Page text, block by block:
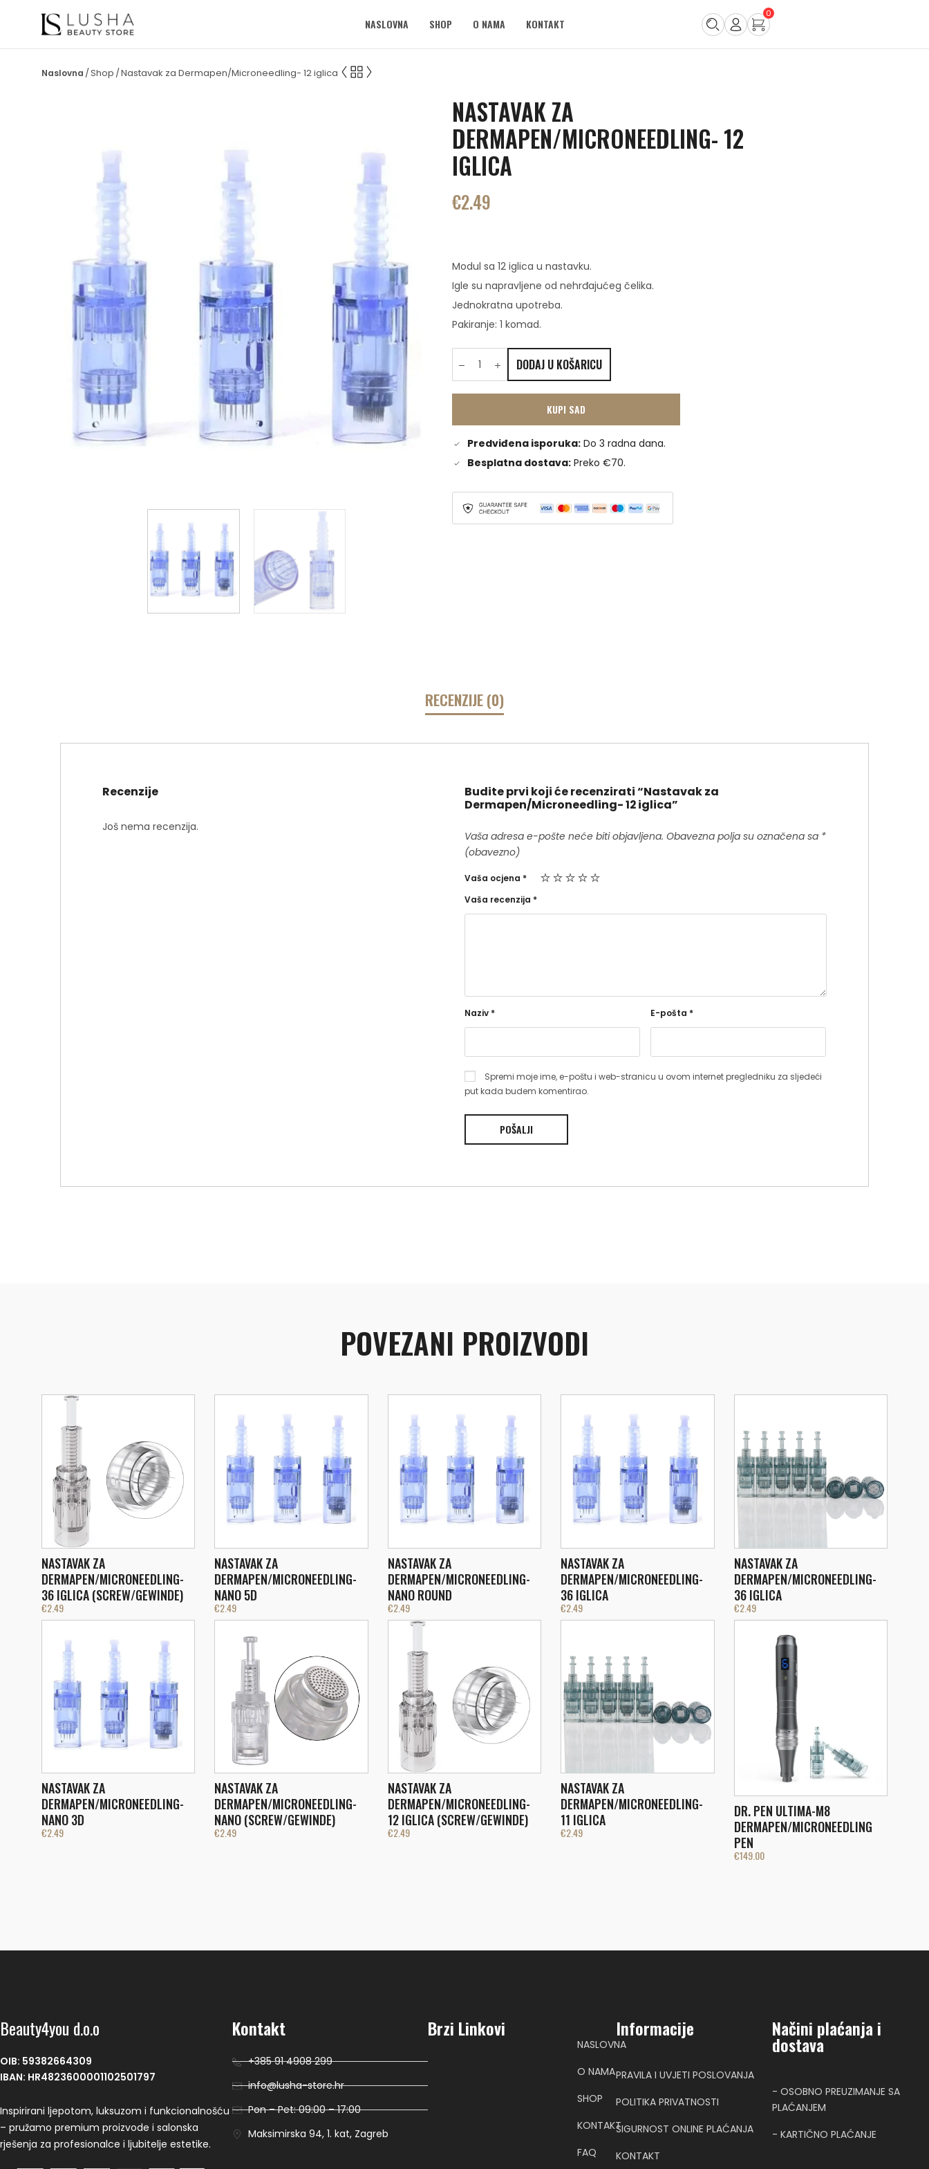
NASLOVNA SHOP O NAMA KONTAKT
0
/Shop /Nastavak za Dermapen/Microneedling- 12 iglica
NASTAVAK ZA
DERMAPEN/MICRONEEDLING- 12
IGLICA
€2.49
Modul sa 12 iglica u nastavku.
Igle su napravljene od nehrđajućeg čelika.
Jednokratna upotreba.
Pakiranje: 1 komad.
DODAJ U KOŠARICU
KUPI SAD
Predviđena isporuka: Do 3 radna dana.
Besplatna dostava: Preko €70.
RECENZIJE (0)
Recenzije
Još nema recenzija.
Budite prvi koji će recenzirati “Nastavak za
Dermapen/Microneedling- 12 iglica”
Vaša adresa e-pošte neće biti objavljena. Obavezna polja su označena sa *
(obavezno)
Vaša ocjena *
Vaša recenzija *
Naziv * E-pošta *
Spremi moje ime, e-poštu i web-stranicu u ovom internet pregledniku za sljedeći
put kada budem komentirao.
POVEZANI PROIZVODI
NASTAVAK ZA
DERMAPEN/MICRONEEDLING-
36 IGLICA (SCREW/GEWINDE)
€2.49
NASTAVAK ZA
DERMAPEN/MICRONEEDLING-
NANO 5D
€2.49
NASTAVAK ZA
DERMAPEN/MICRONEEDLING-
NANO ROUND
€2.49
NASTAVAK ZA
DERMAPEN/MICRONEEDLING-
36 IGLICA
€2.49
NASTAVAK ZA
DERMAPEN/MICRONEEDLING-
36 IGLICA
€2.49
NASTAVAK ZA
DERMAPEN/MICRONEEDLING-
NANO 3D
€2.49
NASTAVAK ZA
DERMAPEN/MICRONEEDLING-
NANO (SCREW/GEWINDE)
€2.49
NASTAVAK ZA
DERMAPEN/MICRONEEDLING-
12 IGLICA (SCREW/GEWINDE)
€2.49
NASTAVAK ZA
DERMAPEN/MICRONEEDLING-
11 IGLICA
€2.49
DR. PEN ULTIMA-M8
DERMAPEN/MICRONEEDLING
PEN
€149.00
Beauty4you d.o.o
OIB: 59382664309
IBAN: HR4823600001102501797
Inspirirani ljepotom, luksuzom i funkcionalnošću
– pružamo premium proizvode i salonska
rješenja za profesionalce i ljubitelje estetike.
Kontakt
+385 91 4908 299
info@lusha-store.hr
Pon – Pet: 09:00 – 17:00
Maksimirska 94, 1. kat, Zagreb
Brzi Linkovi
NASLOVNA
O NAMA
SHOP
KONTAKT
FAQ
Informacije
PRAVILA I UVJETI POSLOVANJA
POLITIKA PRIVATNOSTI
SIGURNOST ONLINE PLAĆANJA
KONTAKT
Načini plaćanja i
dostava
- OSOBNO PREUZIMANJE SA
PLAĆANJEM
- KARTIČNO PLAĆANJE